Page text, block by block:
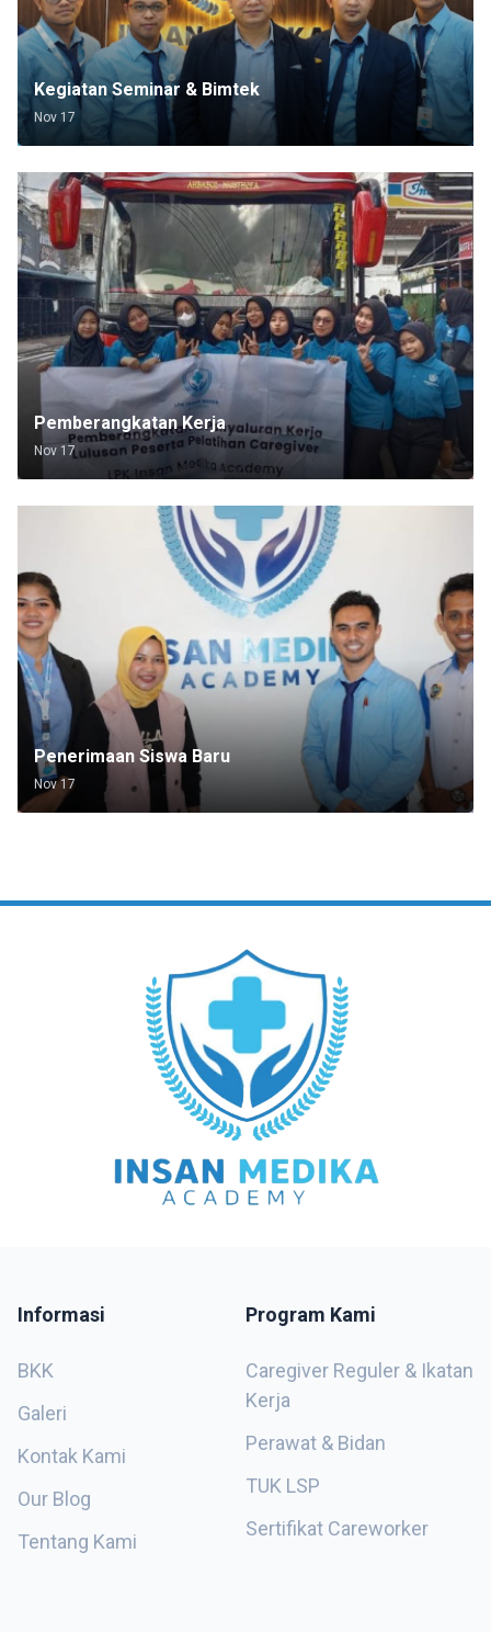
Kegiatan Seminar & Bimtek
Nov 17
Pemberangkatan Kerja
Nov 17
Penerimaan Siswa Baru
Nov 17
Informasi
BKK
Galeri
Kontak Kami
Our Blog
Tentang Kami
Program Kami
Caregiver Reguler & Ikatan
Kerja
Perawat & Bidan
TUK LSP
Sertifikat Careworker